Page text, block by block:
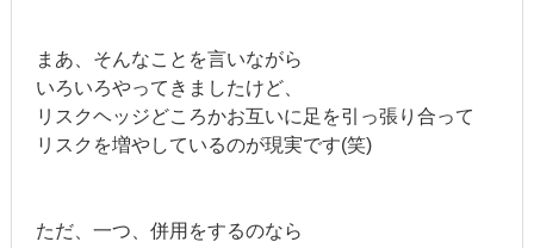
まあ、そんなことを言いながら
いろいろやってきましたけど、
リスクヘッジどころかお互いに足を引っ張り合って
リスクを増やしているのが現実です(笑)
ただ、一つ、併用をするのなら